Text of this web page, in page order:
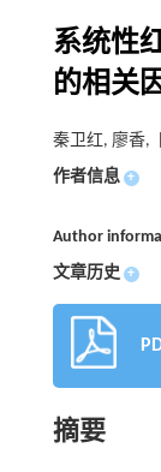
系统性
的相关
秦卫红, 廖香,
作者信息 +
Author
文章历史 +
摘要